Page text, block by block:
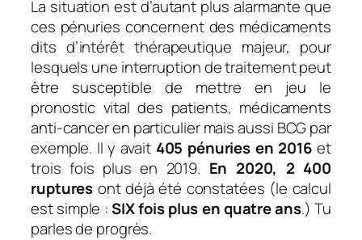
La situation est d’autant plus alarmante que
ces pénuries concernent des médicaments
dits d’intérêt thérapeutique majeur, pour
lesquels une interruption de traitement peut
être susceptible de mettre en jeu le
pronostic vital des patients, médicaments
anti-cancer en particulier mais aussi BCG par
exemple. Il y avait 405 pénuries en 2016 et
trois fois plus en 2019. En 2020, 2 400
ruptures ont déjà été constatées (le calcul
est simple :SIX fois plus en quatre ans.) Tu
parles de progrès.